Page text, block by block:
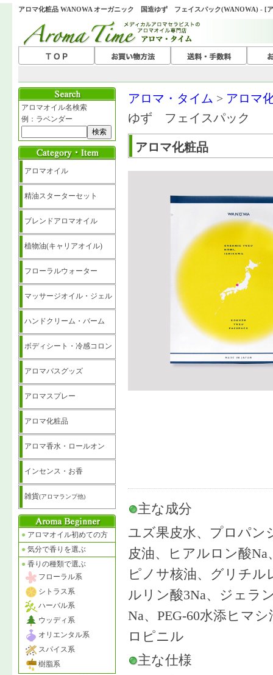
アロマ化粧品 WANOWA オーガニック 国造ゆず フェイスパック(WANOWA) - [
アロマオイル名検索
例：ラベンダー
アロマオイル
精油スターターセット
ブレンドアロマオイル
植物油(キャリアオイル)
フローラルウォーター
マッサージオイル・ジェル
ハンドクリーム・バーム
ボディシート・冷感コロン
アロマバスグッズ
アロマスプレー
アロマ化粧品
アロマ香水・ロールオン
インセンス・お香
雑貨(アロマランプ他)
● アロマオイル初めての方
● 気分で香りを選ぶ
● 香りの種類で選ぶ
フローラル系
シトラス系
ハーバル系
ウッディ系
オリエンタル系
スパイス系
樹脂系
アロマ・タイム > アロマ
ゆず フェイスパック
アロマ化粧品
主な成分
ユズ果皮水、プロパン
皮油、ヒアルロン酸
ピノサ核油、グリチ
ルリン酸3Na、ジェラ
Na、PEG-60水添ヒマ
ロピニル
主な仕様